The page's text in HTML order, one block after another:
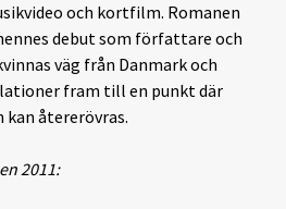
och kortfilm. Romanen
debut som författare och
väg från Danmark och
fram till en punkt där
återerövras.
2011: